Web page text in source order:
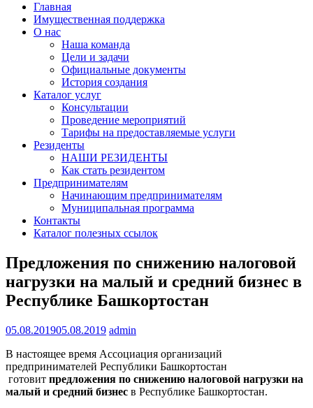
Главная
Имущественная поддержка
О нас
Наша команда
Цели и задачи
Официальные документы
История создания
Каталог услуг
Консультации
Проведение мероприятий
Тарифы на предоставляемые услуги
Резиденты
НАШИ РЕЗИДЕНТЫ
Как стать резидентом
Предпринимателям
Начинающим предпринимателям
Муниципальная программа
Контакты
Каталог полезных ссылок
Предложения по снижению налоговой
нагрузки на малый и средний бизнес в
Республике Башкортостан
05.08.201905.08.2019 admin
В настоящее время Ассоциация организаций
предпринимателей Республики Башкортостан
готовит предложения по снижению налоговой нагрузки на
малый и средний бизнес в Республике Башкортостан.